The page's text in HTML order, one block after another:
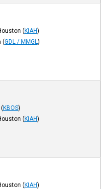
(KIAH)
(GDL / MMGL )
(KBOS)
(KIAH)
(KIAH)